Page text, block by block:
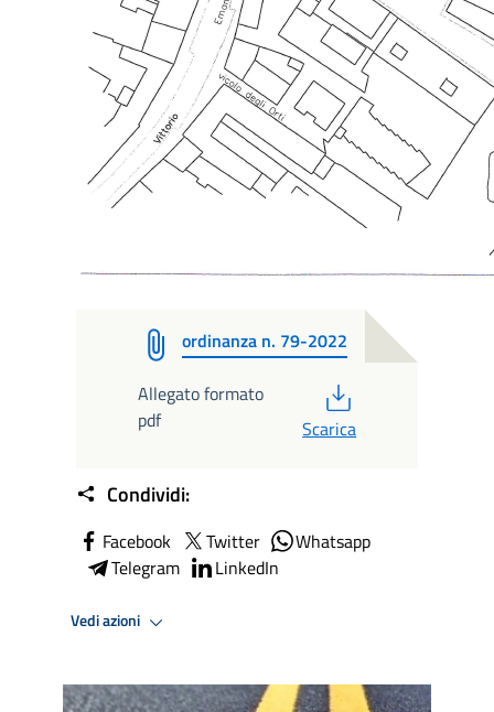
ordinanza n. 79-2022
Allegato formato
pdf
Scarica
Condividi:
Facebook Twitter
Whatsapp
Telegram
LinkedIn
Vedi azioni